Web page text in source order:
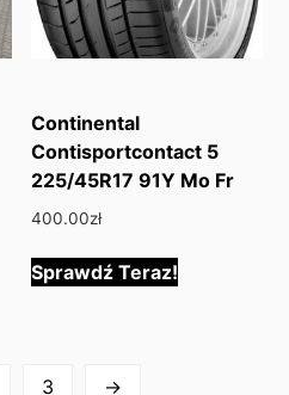
Continental
Contisportcontact 5
225/45R17 91Y Mo Fr
400.00zł
Sprawdź Teraz!
3 →